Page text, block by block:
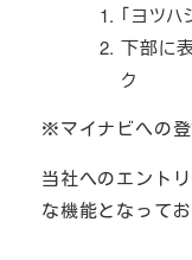
「ヨツ
下部に
ク
※マイナビへの登
当社へのエント
な機能となって